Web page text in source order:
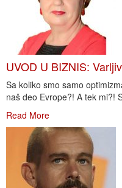
UVOD U BIZNIS:
Sa koliko smo samo
naš deo Evrope?! A tek mi?!
Read More